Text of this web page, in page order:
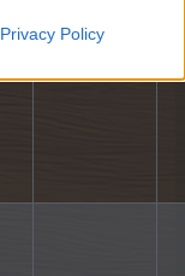
Privacy Policy